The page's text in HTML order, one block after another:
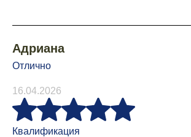
Адриана
Отлично
16.04.2026
Квалификация